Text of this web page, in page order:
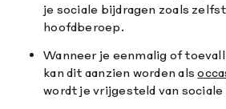
je sociale bijdragen zoals
hoofdberoep.
Wanneer je eenmalig of
kan dit aanzien worden als
wordt je vrijgesteld van sociale